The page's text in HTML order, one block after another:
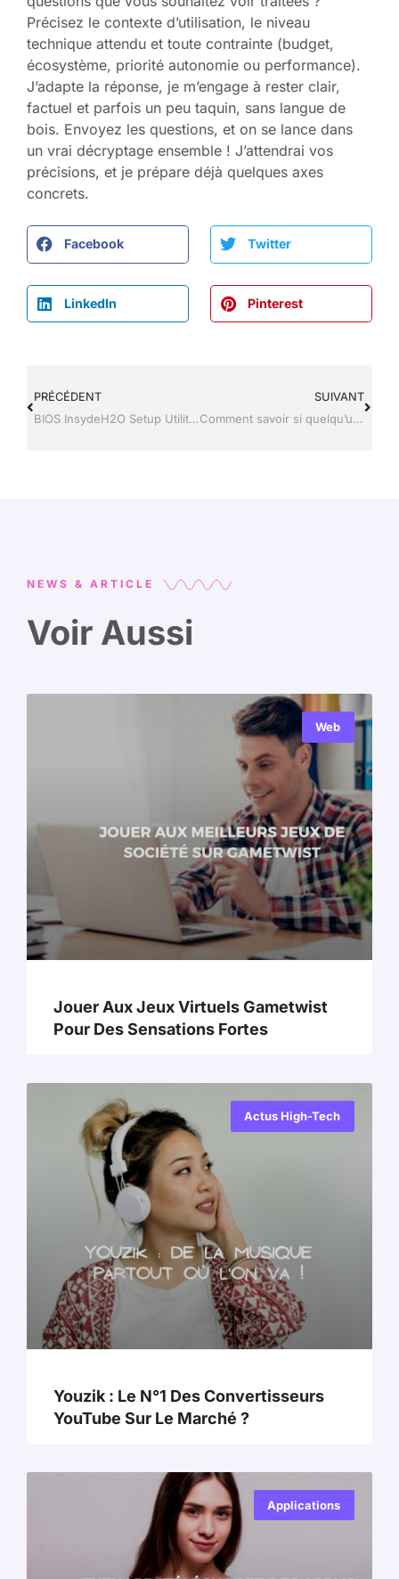
Précisez le contexte d’utilisation, le niveau
technique attendu et toute contrainte (budget,
écosystème, priorité autonomie ou performance).
J’adapte la réponse, je m’engage à rester clair,
factuel et parfois un peu taquin, sans langue de
bois. Envoyez les questions, et on se lance dans
un vrai décryptage ensemble ! J’attendrai vos
précisions, et je prépare déjà quelques axes
concrets.
Facebook Twitter
LinkedIn Pinterest
PRÉCÉDENT
BIOS InsydeH2O Setup Utility : le démarrage USB est-il bloqué ?
SUIVANT
Comment savoir si quelqu’un nous a bloqué sur Insta : le test rapide ?
NEWS & ARTICLE
Voir Aussi
Web
Jouer Aux Jeux Virtuels Gametwist
Pour Des Sensations Fortes
Actus High-Tech
Youzik : Le N°1 Des Convertisseurs
YouTube Sur Le Marché ?
Applications